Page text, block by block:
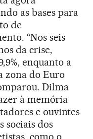
as bases para
de
“Nos seis
da crise,
enquanto a
zona do Euro
Dilma
à memória
e ouvintes
sociais dos
como o